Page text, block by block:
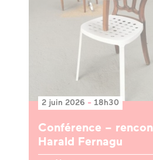
2 juin 2026 - 18h30
Conférence –
Harald Fernagu